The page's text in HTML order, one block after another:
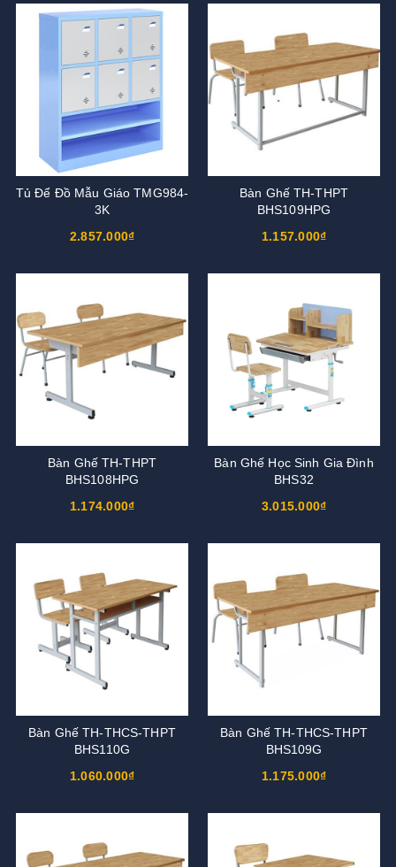
Tủ Để Đồ Mẫu Giáo TMG984-
3K
2.857.000₫
Bàn Ghế TH-THPT
BHS109HPG
1.157.000₫
Bàn Ghế TH-THPT
BHS108HPG
1.174.000₫
Bàn Ghế Học Sinh Gia Đình
BHS32
3.015.000₫
Bàn Ghế TH-THCS-THPT
BHS110G
1.060.000₫
Bàn Ghế TH-THCS-THPT
BHS109G
1.175.000₫